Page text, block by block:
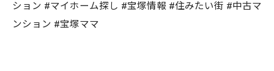
ション #マイホーム探し #宝塚情報 #住みたい街 #中古マ
ンション #宝塚ママ